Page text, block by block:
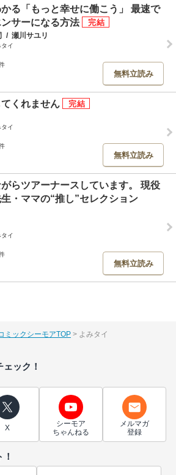
る「もっと幸せに働こう」 最速で
サーになる方法
/ 瀬川サユリ
イ
無料立読み
くれません
イ
無料立読み
らツアーナースしています。 現役
・ママの“推し”セレクション
イ
無料立読み
ミックシーモアTOP よみタイ
ック！
X
シーモア
ちゃんねる
メルマガ
登録